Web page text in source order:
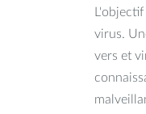
virus.
vers et